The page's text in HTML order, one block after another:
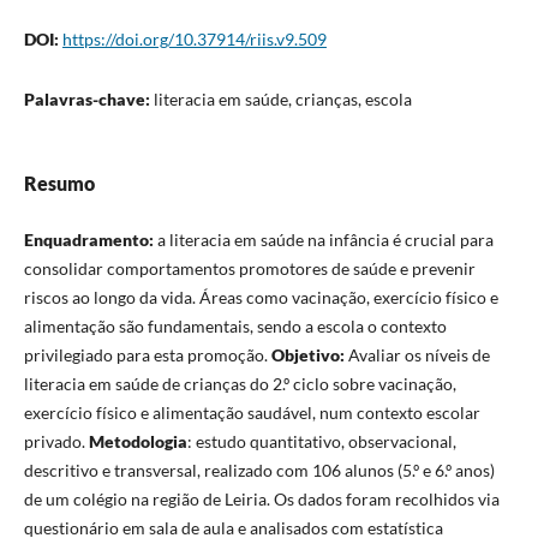
DOI: https://doi.org/10.37914/riis.v9.509
Palavras-chave: literacia em saúde, crianças, escola
Resumo
Enquadramento: a literacia em saúde na infância é crucial para
consolidar comportamentos promotores de saúde e prevenir
riscos ao longo da vida. Áreas como vacinação, exercício físico e
alimentação são fundamentais, sendo a escola o contexto
privilegiado para esta promoção.Objetivo: Avaliar os níveis de
literacia em saúde de crianças do 2.º ciclo sobre vacinação,
exercício físico e alimentação saudável, num contexto escolar
privado.Metodologia: estudo quantitativo, observacional,
descritivo e transversal, realizado com 106 alunos (5.º e 6.º anos)
de um colégio na região de Leiria. Os dados foram recolhidos via
questionário em sala de aula e analisados com estatística